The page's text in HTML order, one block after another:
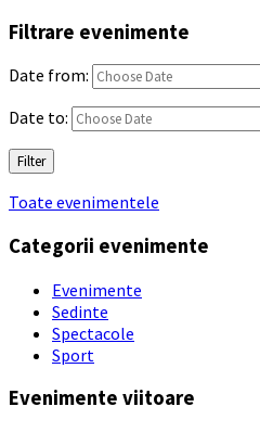
Filtrare evenimente
Date from:
Date to:
Filter
Toate evenimentele
Categorii evenimente
Evenimente
Sedinte
Spectacole
Sport
Evenimente viitoare